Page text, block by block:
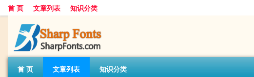
首 页 文章列表 知识分类
首 页 文章列表 知识分类